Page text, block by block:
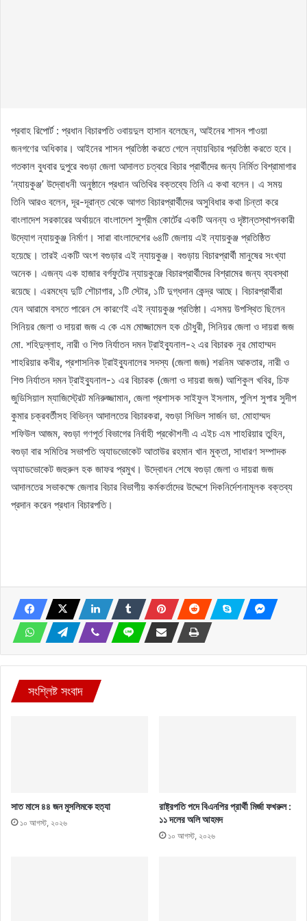
প্রবাহ রিপোর্ট : প্রধান বিচারপতি ওবায়দুল হাসান বলেছেন, আইনের শাসন পাওয়া
জনগণের অধিকার। আইনের শাসন প্রতিষ্ঠা করতে গেলে ন্যায়বিচার প্রতিষ্ঠা করতে হবে।
গতকাল বুধবার দুপুরে বগুড়া জেলা আদালত চত্বরে বিচার প্রার্থীদের জন্য নির্মিত বিশ্রামাগার
‘ন্যায়কুঞ্জ’ উদ্বোধনী অনুষ্ঠানে প্রধান অতিথির বক্তব্যে তিনি এ কথা বলেন। এ সময়
তিনি আরও বলেন, দূর-দূরান্ত থেকে আগত বিচারপ্রার্থীদের অসুবিধার কথা চিন্তা করে
বাংলাদেশ সরকারের অর্থায়নে বাংলাদেশ সুপ্রীম কোর্টের একটি অনন্য ও দৃষ্টান্তস্থাপনকারী
উদ্যোগ ন্যায়কুঞ্জ নির্মাণ। সারা বাংলাদেশের ৬৪টি জেলায় এই ন্যায়কুঞ্জ প্রতিষ্ঠিত
হয়েছে। তারই একটি অংশ বগুড়ার এই ন্যায়কুঞ্জ। বগুড়ায় বিচারপ্রার্থী মানুষের সংখ্যা
অনেক। এজন্য এক হাজার বর্গফুটের ন্যায়কুঞ্জে বিচারপ্রার্থীদের বিশ্রামের জন্য ব্যবস্থা
রয়েছে। এরমধ্যে দুটি শৌচাগার, ১টি স্টোর, ১টি দুগ্ধদান কেন্দ্র আছে। বিচারপ্রার্থীরা
যেন আরামে বসতে পারেন সে কারণেই এই ন্যায়কুঞ্জ প্রতিষ্ঠা। এসময় উপস্থিত ছিলেন
সিনিয়র জেলা ও দায়রা জজ এ কে এম মোজ্জামেল হক চৌধুরী, সিনিয়র জেলা ও দায়রা জজ
মো. শহিদুল্লাহ, নারী ও শিশু নির্যাতন দমন ট্রাইব্যুনাল-২ এর বিচারক নূর মোহাম্মদ
শাহরিয়ার কবীর, প্রশাসনিক ট্রাইব্যুনালের সদস্য (জেলা জজ) শরনিম আকতার, নারী ও
শিশু নির্যাতন দমন ট্রাইব্যুনাল-১ এর বিচারক (জেলা ও দায়রা জজ) আশিকুল খবির, চিফ
জুডিসিয়াল ম্যাজিস্ট্রেট মনিরুজ্জামান, জেলা প্রশাসক সাইফুল ইসলাম, পুলিশ সুপার সুদীপ
কুমার চক্রবর্তীসহ বিভিন্ন আদালতের বিচারকরা, বগুড়া সিভিল সার্জন ডা. মোহাম্মদ
শফিউল আজম, বগুড়া গণপূর্ত বিভাগের নির্বাহী প্রকৌশলী এ এইচ এম শাহরিয়ার তুহিন,
বগুড়া বার সমিতির সভাপতি অ্যাডভোকেট আতাউর রহমান খান মুক্তা, সাধারণ সম্পাদক
অ্যাডভোকেট জহুরুল হক জাফর প্রমুখ। উদ্বোধন শেষে বগুড়া জেলা ও দায়রা জজ
আদালতের সভাকক্ষে জেলার বিচার বিভাগীয় কর্মকর্তাদের উদ্দেশে দিকনির্দেশনামূলক বক্তব্য
প্রদান করেন প্রধান বিচারপতি।
সংশ্লিষ্ট সংবাদ
সাত মাসে ৪৪ জন মুসলিমকে হত্যা
১০ আগস্ট, ২০২৬
রাষ্ট্রপতি পদে বিএনপির প্রার্থী মির্জা ফখরুল :
১১ দলের অলি আহমদ
১০ আগস্ট, ২০২৬